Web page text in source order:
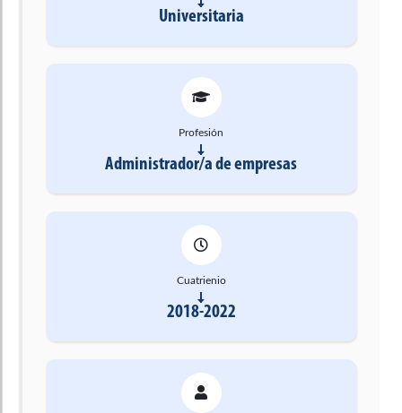
Universitaria
Profesión
Administrador/a de empresas
Cuatrienio
2018-2022